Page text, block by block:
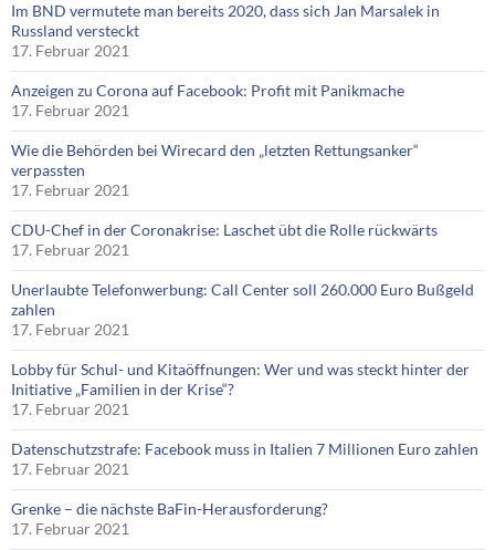
Im BND vermutete man bereits 2020, dass sich Jan Marsalek in
Russland versteckt
17. Februar 2021
Anzeigen zu Corona auf Facebook: Profit mit Panikmache
17. Februar 2021
Wie die Behörden bei Wirecard den „letzten Rettungsanker“
verpassten
17. Februar 2021
CDU-Chef in der Coronakrise: Laschet übt die Rolle rückwärts
17. Februar 2021
Unerlaubte Telefonwerbung: Call Center soll 260.000 Euro Bußgeld
zahlen
17. Februar 2021
Lobby für Schul- und Kitaöffnungen: Wer und was steckt hinter der
Initiative „Familien in der Krise“?
17. Februar 2021
Datenschutzstrafe: Facebook muss in Italien 7 Millionen Euro zahlen
17. Februar 2021
Grenke – die nächste BaFin-Herausforderung?
17. Februar 2021